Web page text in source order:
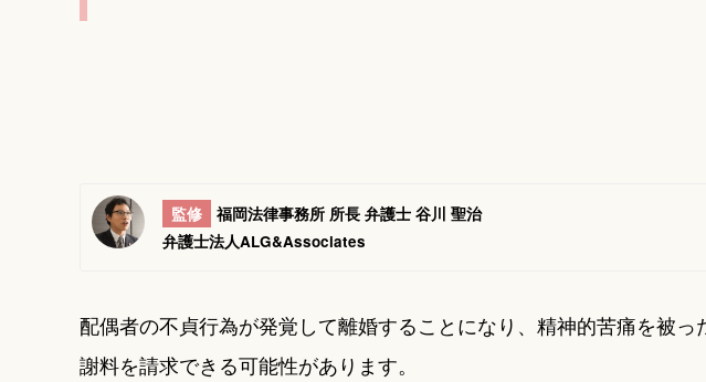
監修
福岡法律事務所 所長 弁護士 谷川 聖治
弁護士法人ALG&Associates
配偶者の不貞行為が発覚して離婚することになり、精神的苦痛を被
謝料を請求できる可能性があります。